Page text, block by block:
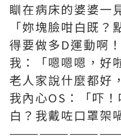
瞓在病床的婆婆一
「妳塊臉咁白既
得要做多D運動啊！
我：「嗯嗯嗯，好
老人家說什麼都好
我內心OS：「吓
白？我戴咗口罩架